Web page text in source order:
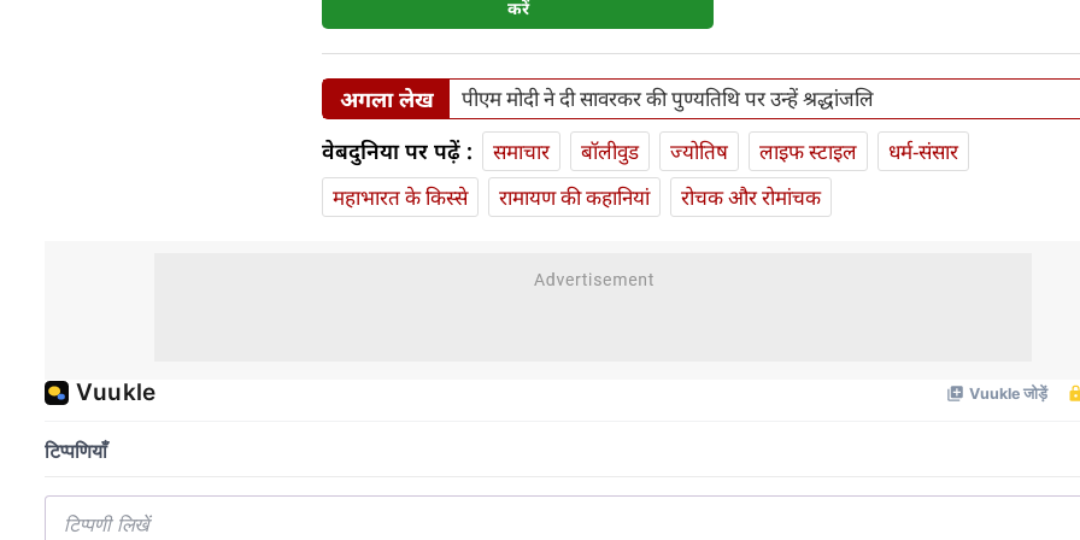
करें
अगला लेख पीएम मोदी ने दी सावरकर की पुण्यतिथि पर उन्हें श्रद्धांजलि
वेबदुनिया पर पढ़ें : समाचार बॉलीवुड ज्योतिष लाइफ स्‍टाइल
धर्म-संसार
महाभारत के किस्से
रामायण की कहानियां रोचक और रोमांचक